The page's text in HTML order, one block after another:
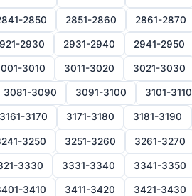
2850 2851-2860 2861-2870
2930 2931-2940 2941-2950
3010 3011-3020 3021-3030
3081-3090 3091-3100 3101-3110
3161-3170 3171-3180 3181-3190
3250 3251-3260 3261-3270
3330 3331-3340 3341-3350
3410 3411-3420 3421-3430